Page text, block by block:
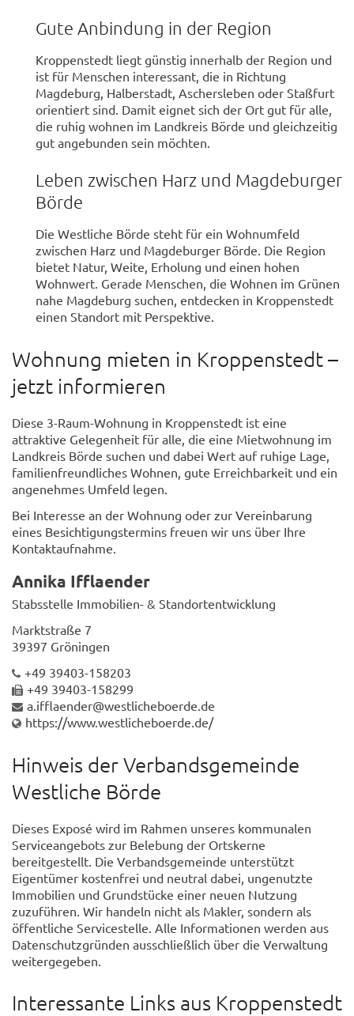
Gute Anbindung in der Region
Kroppenstedt liegt günstig innerhalb der Region und
ist für Menschen interessant, die in Richtung
Magdeburg, Halberstadt, Aschersleben oder Staßfurt
orientiert sind. Damit eignet sich der Ort gut für alle,
die ruhig wohnen im Landkreis Börde und gleichzeitig
gut angebunden sein möchten.
Leben zwischen Harz und Magdeburger
Börde
Die Westliche Börde steht für ein Wohnumfeld
zwischen Harz und Magdeburger Börde. Die Region
bietet Natur, Weite, Erholung und einen hohen
Wohnwert. Gerade Menschen, die Wohnen im Grünen
nahe Magdeburg suchen, entdecken in Kroppenstedt
einen Standort mit Perspektive.
Wohnung mieten in Kroppenstedt –
jetzt informieren
Diese 3-Raum-Wohnung in Kroppenstedt ist eine
attraktive Gelegenheit für alle, die eine Mietwohnung im
Landkreis Börde suchen und dabei Wert auf ruhige Lage,
familienfreundliches Wohnen, gute Erreichbarkeit und ein
angenehmes Umfeld legen.
Bei Interesse an der Wohnung oder zur Vereinbarung
eines Besichtigungstermins freuen wir uns über Ihre
Kontaktaufnahme.
Annika Ifflaender
Stabsstelle Immobilien- & Standortentwicklung
Marktstraße 7
39397 Gröningen
+49 39403-158203
+49 39403-158299
a.ifflaender@westlicheboerde.de
https://www.westlicheboerde.de/
Hinweis der Verbandsgemeinde
Westliche Börde
Dieses Exposé wird im Rahmen unseres kommunalen
Serviceangebots zur Belebung der Ortskerne
bereitgestellt. Die Verbandsgemeinde unterstützt
Eigentümer kostenfrei und neutral dabei, ungenutzte
Immobilien und Grundstücke einer neuen Nutzung
zuzuführen. Wir handeln nicht als Makler, sondern als
öffentliche Servicestelle. Alle Informationen werden aus
Datenschutzgründen ausschließlich über die Verwaltung
weitergegeben.
Interessante Links aus Kroppenstedt